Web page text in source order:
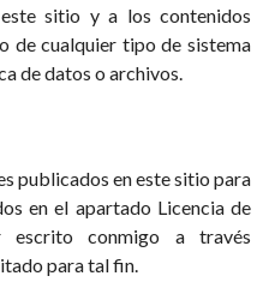
sitio y a los contenidos
de cualquier tipo de sistema
de datos o archivos.
publicados en este sitio para
en el apartado Licencia de
conmigo a través
para tal fin.